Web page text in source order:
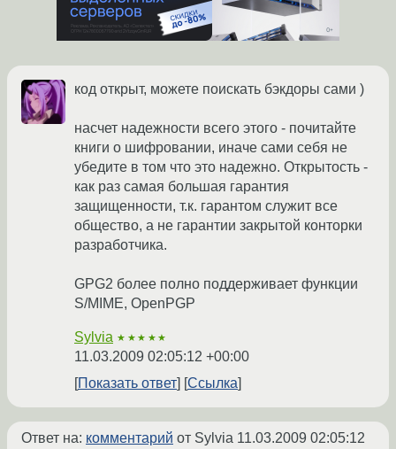
код открыт, можете поискать бэкдоры сами )
насчет надежности всего этого - почитайте
книги о шифровании, иначе сами себя не
убедите в том что это надежно. Открытость -
как раз самая большая гарантия
защищенности, т.к. гарантом служит все
общество, а не гарантии закрытой конторки
разработчика.
GPG2 более полно поддерживает функции
S/MIME, OpenPGP
Sylvia ★★★★★
11.03.2009 02:05:12 +00:00
Показать ответ
Ссылка
Ответ на: комментарий от Sylvia 11.03.2009 02:05:12